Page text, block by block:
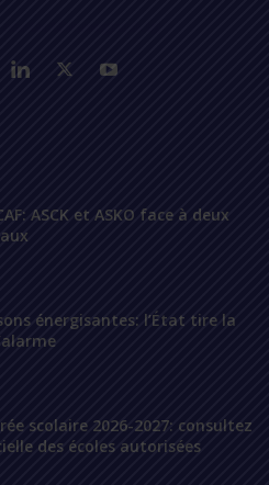
ASCK et ASKO face à deux
énergisantes: l’État tire la
scolaire 2026-2027: consultez
des écoles autorisées